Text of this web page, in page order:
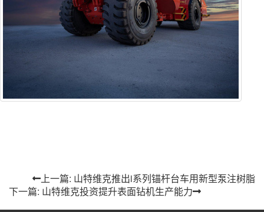
上一篇: 山特维克推出i系列锚杆台车用新型泵注树脂
下一篇: 山特维克投资提升表面钻机生产能力